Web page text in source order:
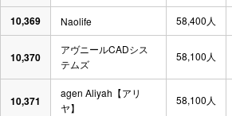
10,369 Naolife 58,400人
10,370
アヴニールCADシス
テムズ
58,100人
10,371
agen Aliyah【アリ
ヤ】
58,100人